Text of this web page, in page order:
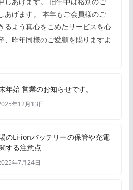
あげます。 本年もご会員様のご
るよう真心をこめたサービスを心
、昨年同様のご愛顧を賜りますよ
年始 営業のお知らせです。
年12月13日
のLi-ionバッテリーの保管や充電
する注意点
年7月24日